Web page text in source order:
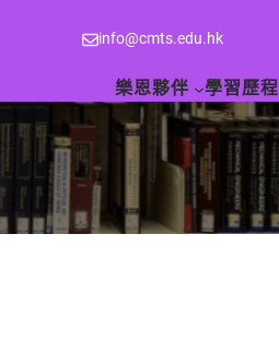
info@cmts.edu.hk
樂恩夥伴 學習歷程